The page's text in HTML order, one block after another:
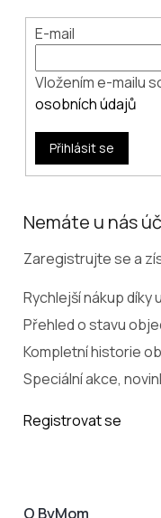
E-mail
Vložením e-mailu
osobních údajů
Přihlásit se
Nemáte u nás
Zaregistrujte se a
Rychlejší nákup díky
Přehled o stavu
Kompletní historie
Speciální akce,
Registrovat se
O ByMom